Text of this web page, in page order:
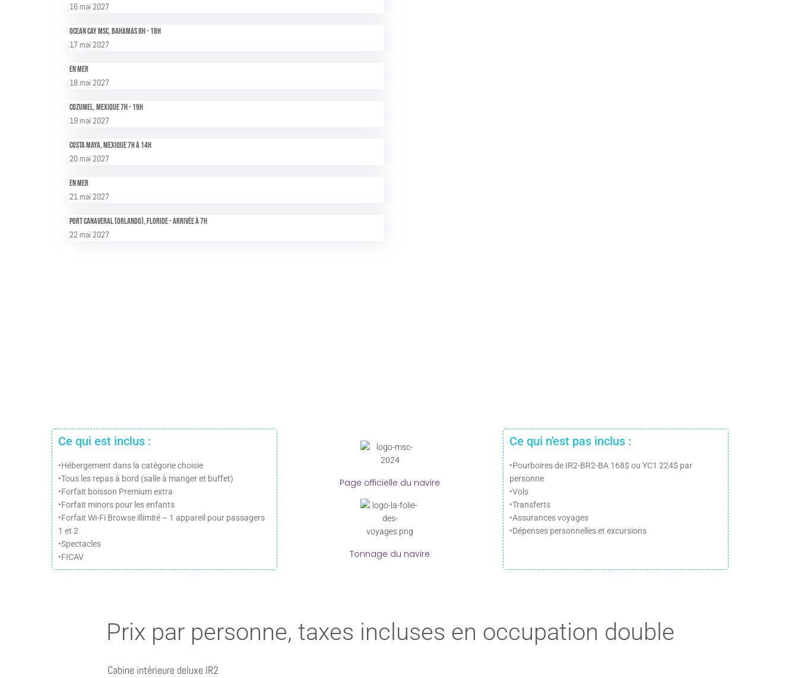
16 mai 2027
Ocean Cay MSC, Bahamas 8h - 18h
17 mai 2027
En mer
18 mai 2027
Cozumel, Mexique 7h - 19h
19 mai 2027
Costa Maya, Mexique 7h à 14h
20 mai 2027
En mer
21 mai 2027
Port Canaveral (Orlando), Floride - Arrivée à 7h
22 mai 2027
Ce qui est inclus :
•Hébergement dans la catégorie choisie
•Tous les repas à bord (salle à manger et buffet)
•Forfait boisson Premium extra
•Forfait minors pour les enfants
•Forfait Wi-Fi Browse illimité – 1 appareil pour passagers
1 et 2
•Spectacles
•FICAV
Page officielle du navire
Tonnage du navire
Ce qui n'est pas inclus :
•Pourboires de IR2-BR2-BA 168$ ou YC1 224$ par
personne
•Vols
•Transferts
•Assurances voyages
•Dépenses personnelles et excursions
Prix par personne, taxes incluses en occupation double
Cabine intérieure deluxe IR2